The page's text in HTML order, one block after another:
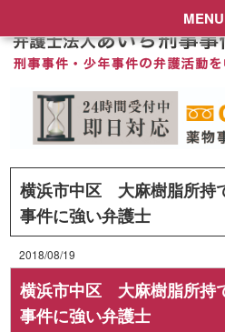
MENU
横浜市中区 大麻樹脂所持
事件に強い弁護士
2018/08/19
横浜市中区 大麻樹脂所持
事件に強い弁護士